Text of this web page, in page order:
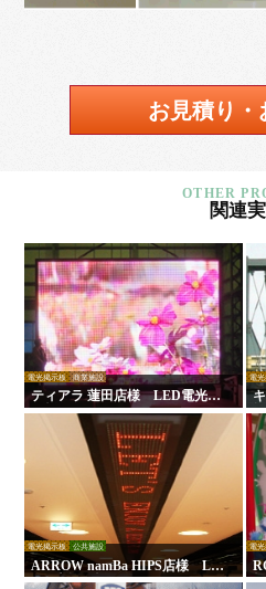
お見積り・
関連
電光掲示板 商業施設
ティアラ 蓮田店様 LED電光掲
示板
電光
電光掲示板 公共施設
ARROW namBa HIPS店様 LE
D電光掲示板
電光
板